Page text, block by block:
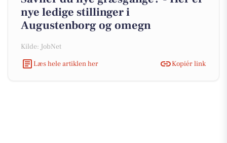
nye ledige stillinger i
Augustenborg og omegn
Kilde: JobNet
Læs hele artiklen her
Kopiér link